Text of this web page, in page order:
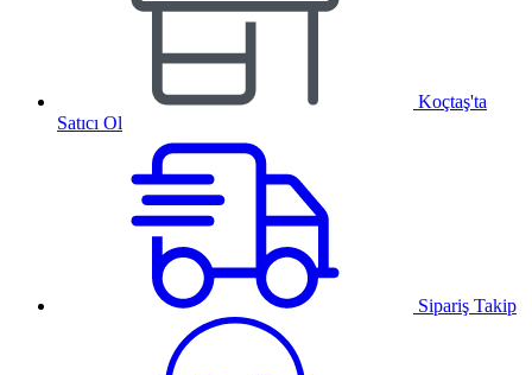
Koçtaş'ta
Satıcı Ol
Sipariş Takip